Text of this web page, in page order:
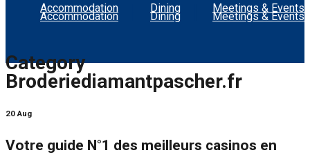
Accommodation Dining Meetings & Events
Accommodation Dining Meetings & Events
Category
Broderiediamantpascher.fr
20 Aug
Votre guide N°1 des meilleurs casinos en